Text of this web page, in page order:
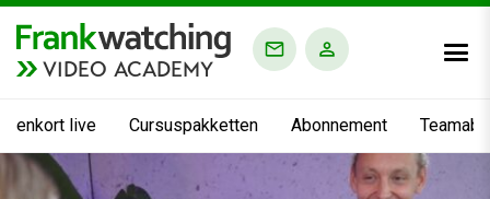
VIDEO ACADEMY
live Cursuspakketten Abonnement